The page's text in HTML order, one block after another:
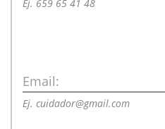
Ej. 659 65 41 48
Email:
Ej. cuidador@gmail.com